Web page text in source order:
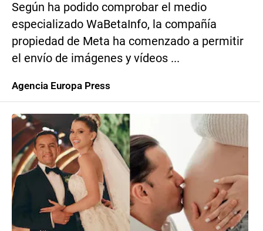
Según ha podido comprobar el medio
especializado WaBetaInfo, la compañía
propiedad de Meta ha comenzado a permitir
el envío de imágenes y vídeos ...
Agencia Europa Press